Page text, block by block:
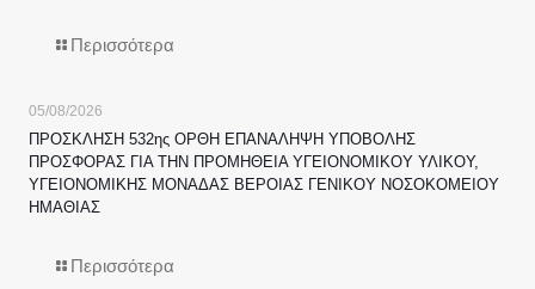
Περισσότερα
05/08/2026
ΠΡΟΣΚΛΗΣΗ 532ης ΟΡΘΗ ΕΠΑΝΑΛΗΨΗ ΥΠΟΒΟΛΗΣ
ΠΡΟΣΦΟΡΑΣ ΓΙΑ ΤΗΝ ΠΡΟΜΗΘΕΙΑ ΥΓΕΙΟΝΟΜΙΚΟΥ ΥΛΙΚΟΥ,
ΥΓΕΙΟΝΟΜΙΚΗΣ ΜΟΝΑΔΑΣ ΒΕΡΟΙΑΣ ΓΕΝΙΚΟΥ ΝΟΣΟΚΟΜΕΙΟΥ
ΗΜΑΘΙΑΣ
Περισσότερα